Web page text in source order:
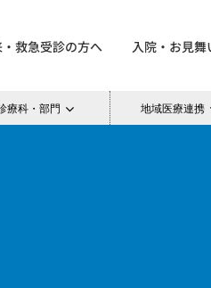
救急受診の方へ 入院・お見舞
療科・部門 地域医療連携